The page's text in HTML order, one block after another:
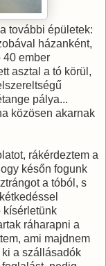
további épületek:
házanként,
40 ember
asztal a tó körül,
pálya...
közösen akarnak
rákérdeztem a
későn fogunk
a tóból, s
kísérletünk
ráharapni a
ami majdnem
a szállásadók